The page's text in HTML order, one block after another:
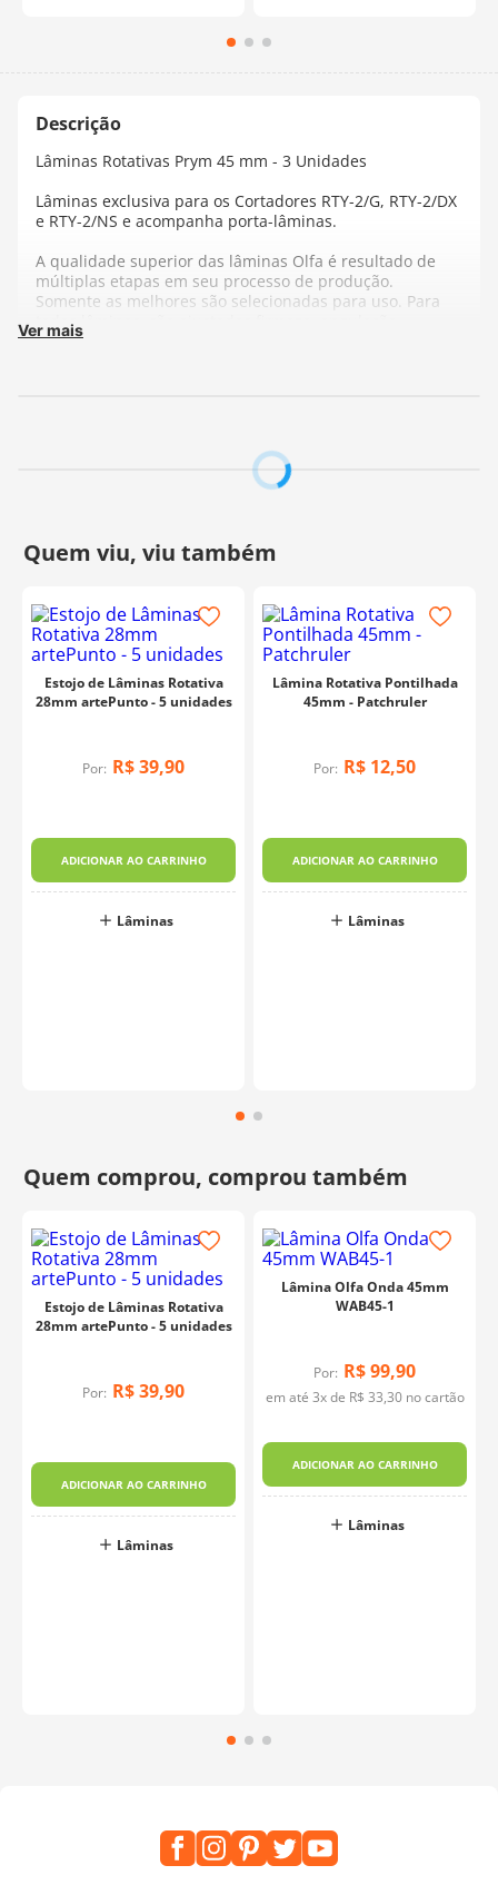
Lâminas Rotativas Prym 45 mm - 3 Unidades
Lâminas exclusiva para os Cortadores RTY-2/G, RTY-2/DX
e RTY-2/NS e acompanha porta-lâminas.
A qualidade superior das lâminas Olfa é resultado de
múltiplas etapas em seu processo de produção.
Somente as melhores são selecionadas para uso. Para
todas lâminas, são ajustados firmeza, angulação,
dimensões, corte e velocidade de corte, assegurando a
Ver mais
Estojo de Lâminas Rotativa
28mm artePunto - 5 unidades
Por: R$39,90
ADICIONAR AO CARRINHO
Lâminas
Lâmina Rotativa Pontilhada
45mm - Patchruler
Por: R$ 12,50
ADICIONAR AO CARRINHO
Lâminas
Estojo de Lâminas Rotativa
28mm artePunto - 5 unidades
Por: R$39,90
ADICIONAR AO CARRINHO
Lâminas
Lâmina Olfa Onda 45mm
WAB45-1
Por: R$99,90
em até 3x de R$ 33,30no cartão
ADICIONAR AO CARRINHO
Lâminas